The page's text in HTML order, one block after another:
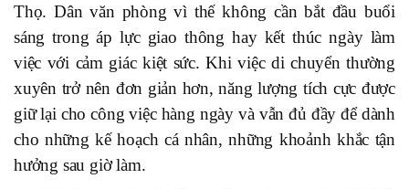
Thọ. Dân văn phòng vì thế không cần bắt đầu buổi
sáng trong áp lực giao thông hay kết thúc ngày làm
việc với cảm giác kiệt sức. Khi việc di chuyển thường
xuyên trở nên đơn giản hơn, năng lượng tích cực được
giữ lại cho công việc hàng ngày và vẫn đủ đầy để dành
cho những kế hoạch cá nhân, những khoảnh khắc tận
hưởng sau giờ làm.